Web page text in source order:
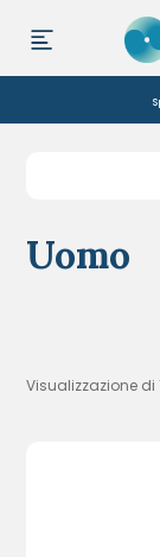
Uomo
Visualizzazione di